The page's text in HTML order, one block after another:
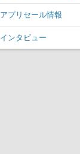
アプリセール情報
インタビュー